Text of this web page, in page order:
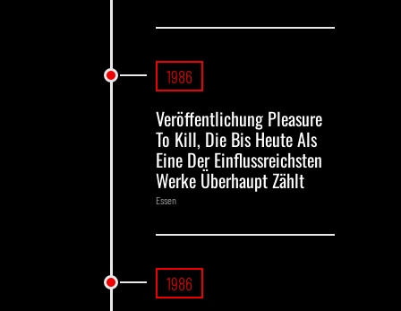
1986
Veröffentlichung Pleasure
To Kill, Die Bis Heute Als
Eine Der Einflussreichsten
Werke Überhaupt Zählt
Essen
1986